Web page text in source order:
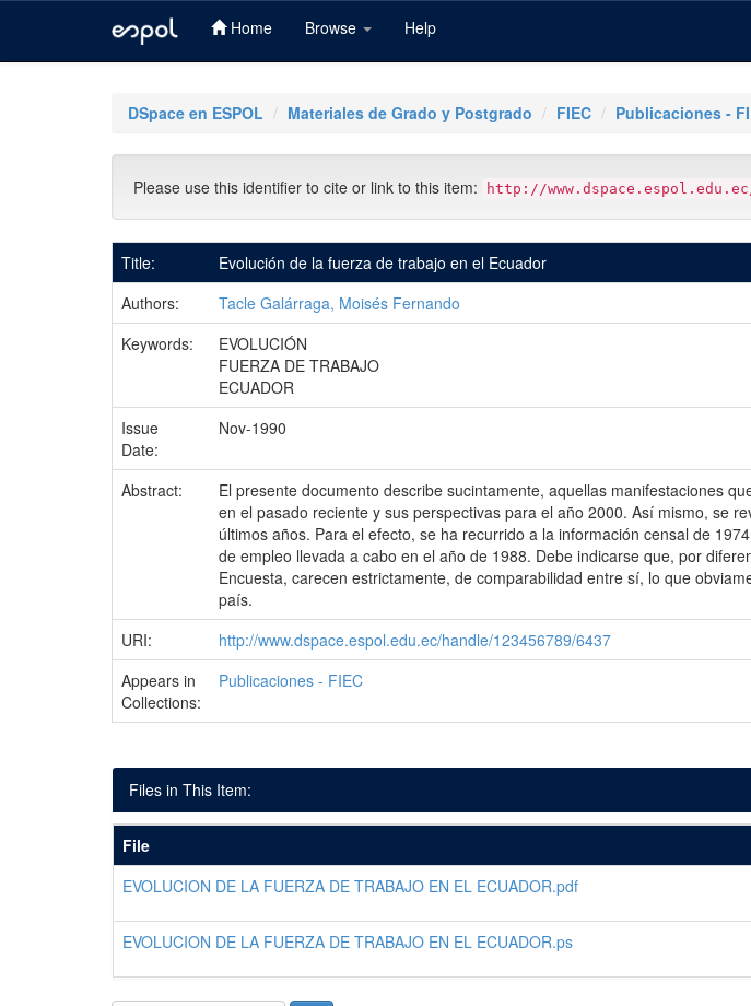
Home Browse Help
DSpace en ESPOL Materiales de Grado y Postgrado FIEC Publicaciones -
Please use this identifier to cite or link to this item: http://
Title:
Evolución de la fuerza de trabajo en el Ecuador
Authors:
Tacle Galárraga, Moisés Fernando
Keywords:
EVOLUCIÓN
FUERZA DE TRABAJO
ECUADOR
Issue
Date:
Nov-1990
Abstract:
El presente documento describe sucintamente, aquellas manifestaciones
en el pasado reciente y sus perspectivas para el año 2000. Así mismo, se
últimos años. Para el efecto, se ha recurrido a la información censal de
de empleo llevada a cabo en el año de 1988. Debe indicarse que, por
Encuesta, carecen estrictamente, de comparabilidad entre sí, lo que
país.
URI:
http://www.dspace.espol.edu.ec/handle/123456789/6437
Appears in
Collections:
Publicaciones - FIEC
Files in This Item:
File
EVOLUCION DE LA FUERZA DE TRABAJO EN EL ECUADOR.pdf
EVOLUCION DE LA FUERZA DE TRABAJO EN EL ECUADOR.ps